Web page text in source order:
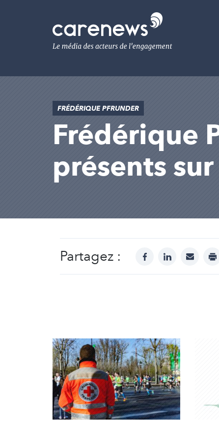
Le
média
de
FRÉDÉRIQUE PFRUNDER
Frédérique
présents
Partagez : facebooklinkedinmail